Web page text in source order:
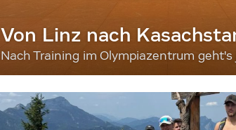
Von Linz nach
Nach Training im Olympiazentrum